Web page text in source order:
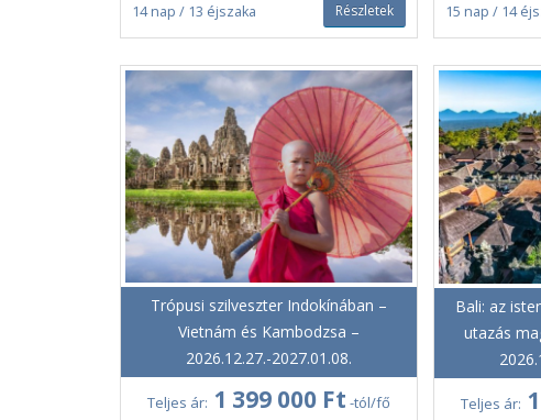
14 nap / 13 éjszaka Részletek 15 nap / 14
Trópusi szilveszter Indokínában –
Vietnám és Kambodzsa –
2026.12.27.-2027.01.08.
Teljes ár: 1 399 000 Ft -tól/fő
Bali: az
utazás
Teljes ár: